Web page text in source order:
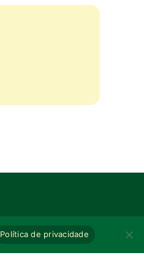
Política de privacidade